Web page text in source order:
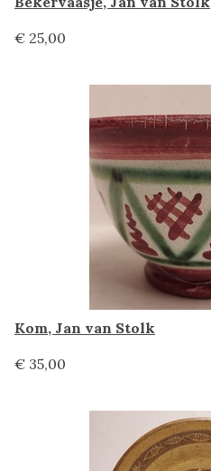
€ 25,00
Kom, Jan van Stolk
€ 35,00